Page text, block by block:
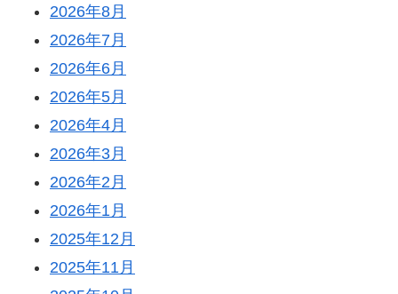
2026年8月
2026年7月
2026年6月
2026年5月
2026年4月
2026年3月
2026年2月
2026年1月
2025年12月
2025年11月